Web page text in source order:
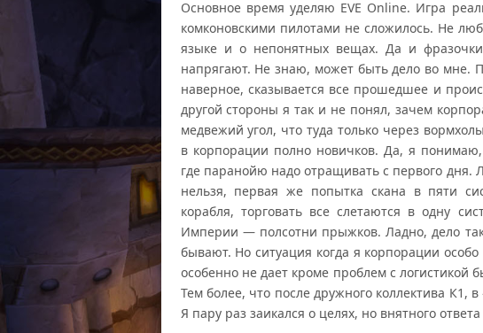
Основное время уделяю EVE Online. Игра
комконовскими пилотами не сложилось. Не
языке и о непонятных вещах. Да и
напрягают. Не знаю, может быть дело во мне.
наверное, сказывается все прошедшее и
другой стороны я так и не понял, зачем
медвежий угол, что туда только через
в корпорации полно новичков. Да, я понимаю,
где паранойю надо отращивать с первого дня.
нельзя, первая же попытка скана в пяти
корабля, торговать все слетаются в одну
Империи — полсотни прыжков. Ладно, дело
бывают. Но ситуация когда я корпорации
особенно не дает кроме проблем с логистикой
Тем более, что после дружного коллектива К1,
Я пару раз заикался о целях, но внятного